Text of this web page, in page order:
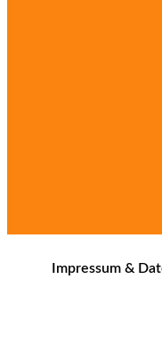
Impressum &